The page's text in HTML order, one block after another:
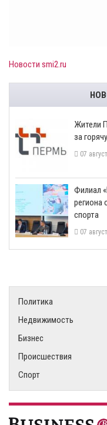
Новости smi2.ru
​Жители
за
07
​Филиал
региона
спорта
07
Политика
Недвижимость
Бизнес
Происшествия
Спорт